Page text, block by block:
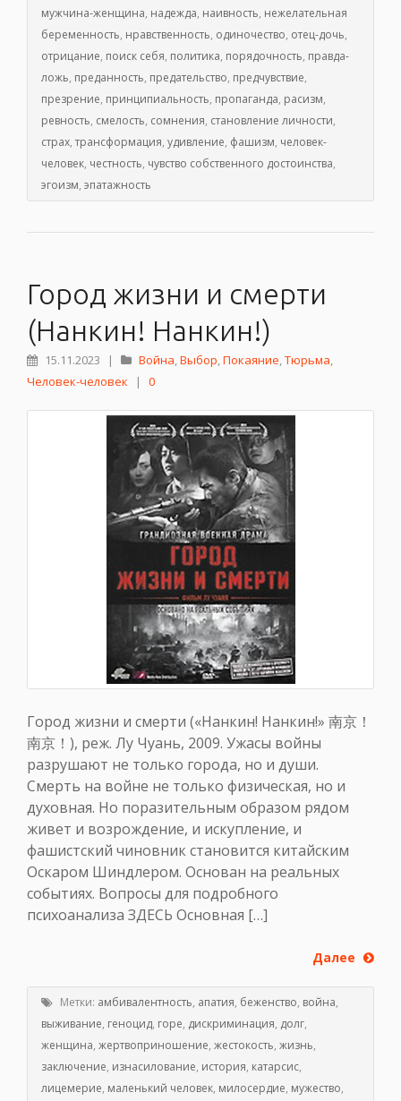
мужчина-женщина, надежда, наивность, нежелательная
беременность, нравственность, одиночество, отец-дочь,
отрицание, поиск себя, политика, порядочность, правда-
ложь, преданность, предательство, предчувствие,
презрение, принципиальность, пропаганда, расизм,
ревность, смелость, сомнения, становление личности,
страх,трансформация, удивление, фашизм, человек-
человек, честность, чувство собственного достоинства,
эгоизм, эпатажность
Город жизни и смерти
(Нанкин! Нанкин!)
15.11.2023 | Война,Выбор,Покаяние,Тюрьма,
Человек-человек
| 0
Город жизни и смерти («Нанкин! Нанкин!» 南京！
南京！), реж. Лу Чуань, 2009. Ужасы войны
разрушают не только города, но и души.
Смерть на войне не только физическая, но и
духовная. Но поразительным образом рядом
живет и возрождение, и искупление, и
фашистский чиновник становится китайским
Оскаром Шиндлером. Основан на реальных
событиях. Вопросы для подробного
психоанализа ЗДЕСЬ Основная […]
Далее
Метки: амбивалентность, апатия, беженство, война,
выживание, геноцид, горе, дискриминация, долг,
женщина, жертвоприношение, жестокость, жизнь,
заключение, изнасилование, история, катарсис,
лицемерие, маленький человек, милосердие, мужество,